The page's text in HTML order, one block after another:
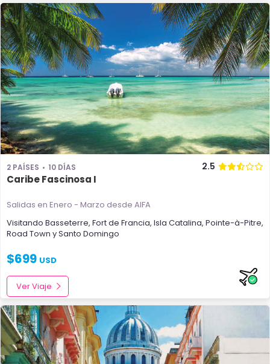
2 PAÍSES 10 DÍAS 2.5
Caribe Fascinosa I
Salidas en Enero - Marzo desde AIFA
Visitando Basseterre, Fort de Francia, Isla Catalina, Pointe-à-Pitre,
Road Town ySanto Domingo
$699 USD
Ver Viaje